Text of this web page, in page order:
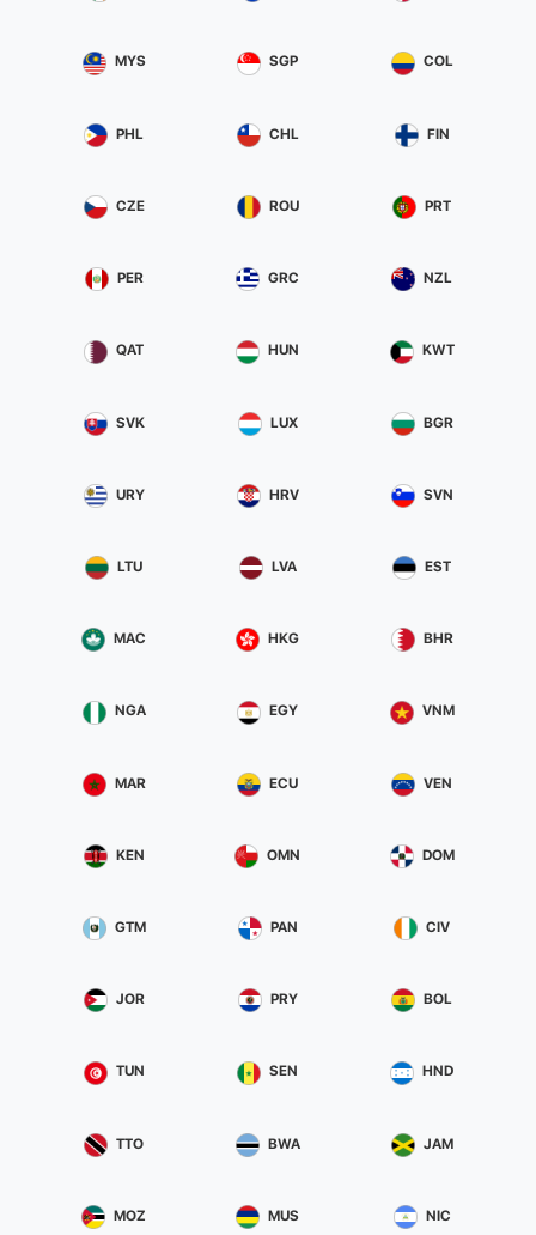
MYS SGP COL
PHL CHL FIN
CZE ROU PRT
PER GRC NZL
QAT HUN KWT
SVK LUX BGR
URY HRV SVN
LTU LVA EST
MAC HKG BHR
NGA EGY VNM
MAR ECU VEN
KEN OMN DOM
GTM PAN CIV
JOR PRY BOL
TUN SEN HND
TTO BWA JAM
MOZ MUS NIC